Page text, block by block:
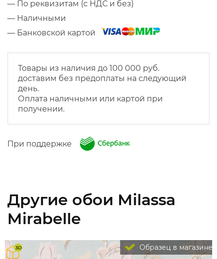
— По реквизитам (с НДС и без)
— Наличными
— Банковской картой
Товары из наличия до 100 000 руб.
доставим без предоплаты на следующий
день.
Оплата наличными или картой при
получении.
При поддержке
Другие обои Milassa
Mirabelle
Образец в магазине